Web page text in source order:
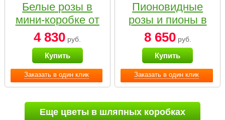
Заказать в один клик
Белые розы в
мини-коробке от
Bella Fiori
4 830 руб.
Купить
Заказать в один клик
Пионовидные
розы и пионы в
белой коробке
Small
8 650руб.
Купить
Еще цветы в шляпных коробках